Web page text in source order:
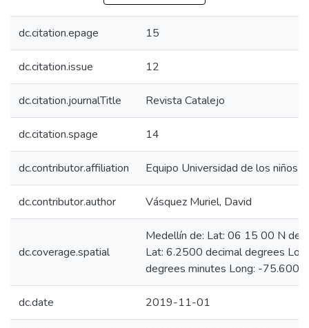
dc.citation.epage 15
dc.citation.issue 12
dc.citation.journalTitle Revista Catalejo
dc.citation.spage 14
dc.contributor.affiliation Equipo Universidad de los niños
dc.contributor.author Vásquez Muriel, David
dc.coverage.spatial
Medellín de: Lat: 06 15 00 N
Lat: 6.2500 decimal degrees
degrees minutes Long: -75.6000
dc.date 2019-11-01